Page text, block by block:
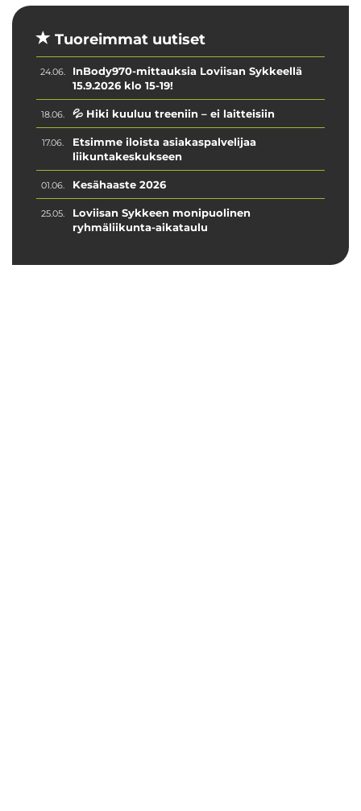
Tuoreimmat uutiset
24.06.
InBody970-mittauksia Loviisan Sykkeellä
15.9.2026 klo 15-19!
18.06. 💦 Hiki kuuluu treeniin – ei laitteisiin
17.06.
Etsimme iloista asiakaspalvelijaa
liikuntakeskukseen
01.06. Kesähaaste 2026
25.05.
Loviisan Sykkeen monipuolinen
ryhmäliikunta-aikataulu